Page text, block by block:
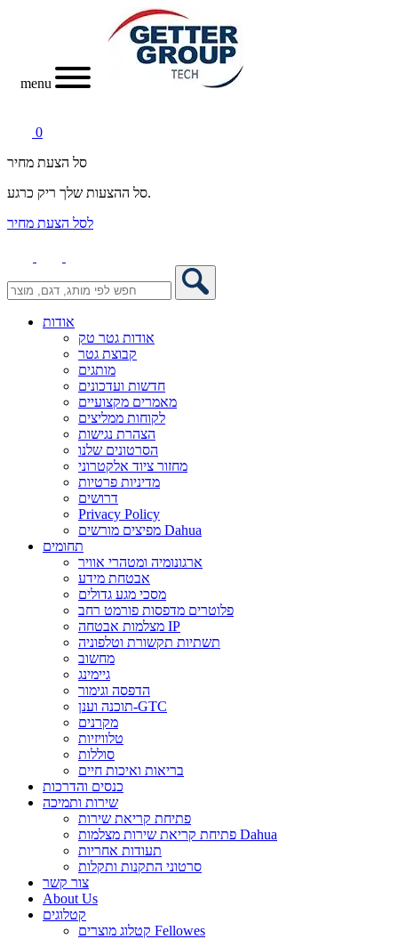
menu
0
סל הצעת מחיר
סל ההצעות שלך ריק כרגע.
לסל הצעת מחיר
אודות
אודות גטר טק
קבוצת גטר
מותגים
חדשות ועדכונים
מאמרים מקצועיים
לקוחות ממליצים
הצהרת נגישות
הסרטונים שלנו
מחזור ציוד אלקטרוני
מדיניות פרטיות
דרושים
Privacy Policy
מפיצים מורשים Dahua
תחומים
ארגונומיה ומטהרי אוויר
אבטחת מידע
מסכי מגע גדולים
פלוטרים מדפסות פורמט רחב
מצלמות אבטחה IP
תשתיות תקשורת וטלפוניה
מחשוב
גיימינג
הדפסה וגימור
תוכנה וענן-GTC
מקרנים
טלוויזיות
סוללות
בריאות ואיכות חיים
כנסים והדרכות
שירות ותמיכה
פתיחת קריאת שירות
פתיחת קריאת שירות מצלמות Dahua
תעודות אחריות
סרטוני התקנות ותקלות
צור קשר
About Us
קטלוגים
קטלוג מוצרים Fellowes